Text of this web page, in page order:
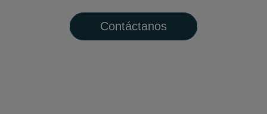
Contáctanos